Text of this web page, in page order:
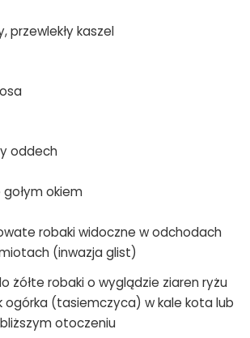
przewlekły kaszel
oddech
okiem
robaki widoczne w odchodach
(inwazja glist)
żółte robaki o wyglądzie ziaren ryżu
ogórka (tasiemczyca) w kale kota lub
otoczeniu